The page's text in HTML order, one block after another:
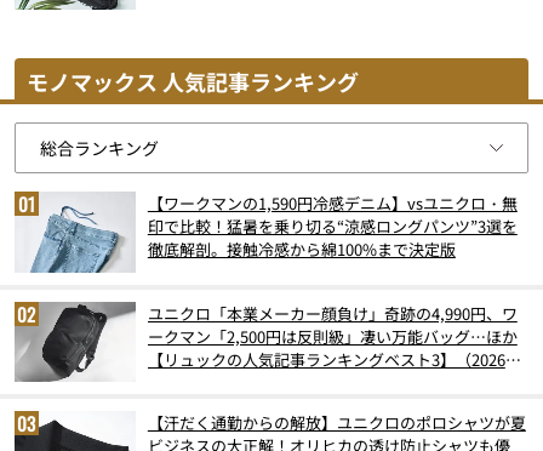
モノマックス 人気記事ランキング
【ワークマンの1,590円冷感デニム】vsユニクロ・無
印で比較！猛暑を乗り切る“涼感ロングパンツ”3選を
徹底解剖。接触冷感から綿100%まで決定版
ユニクロ「本業メーカー顔負け」奇跡の4,990円、ワ
ークマン「2,500円は反則級」凄い万能バッグ…ほか
【リュックの人気記事ランキングベスト3】（2026年
【汗だく通勤からの解放】ユニクロのポロシャツが夏
ビジネスの大正解！オリヒカの透け防止シャツも優